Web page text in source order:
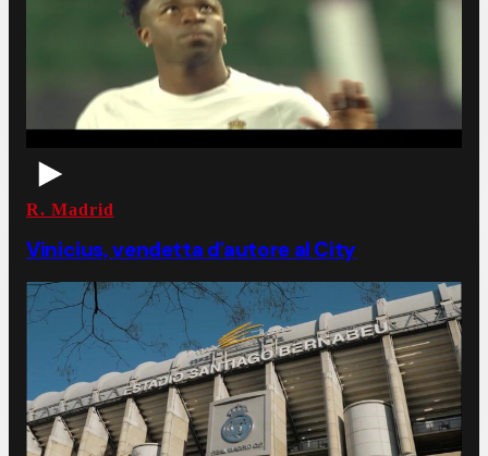
R. Madrid
Vinicius, vendetta d'autore al City